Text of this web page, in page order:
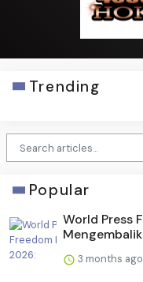
Trending
Popular
World Press
3 months ago